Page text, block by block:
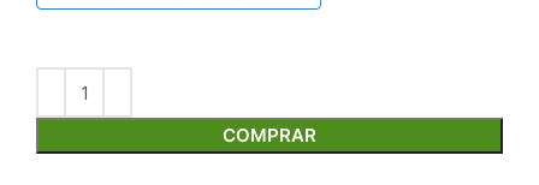
COMPRAR